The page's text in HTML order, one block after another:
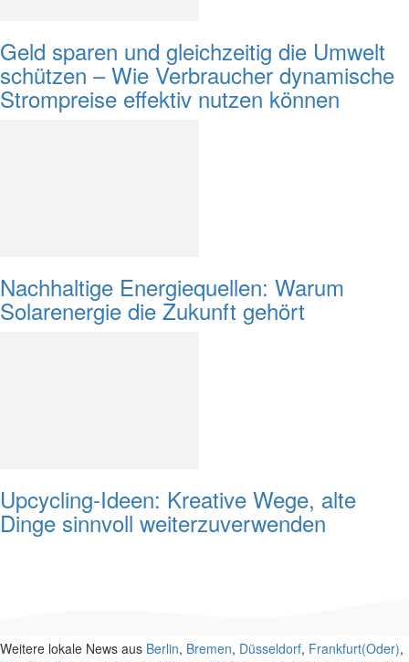
Geld sparen und gleichzeitig die Umwelt
schützen – Wie Verbraucher dynamische
Strompreise effektiv nutzen können
Nachhaltige Energiequellen: Warum
Solarenergie die Zukunft gehört
Upcycling-Ideen: Kreative Wege, alte
Dinge sinnvoll weiterzuverwenden
Weitere lokale News aus Berlin, Bremen, Düsseldorf, Frankfurt(Oder),